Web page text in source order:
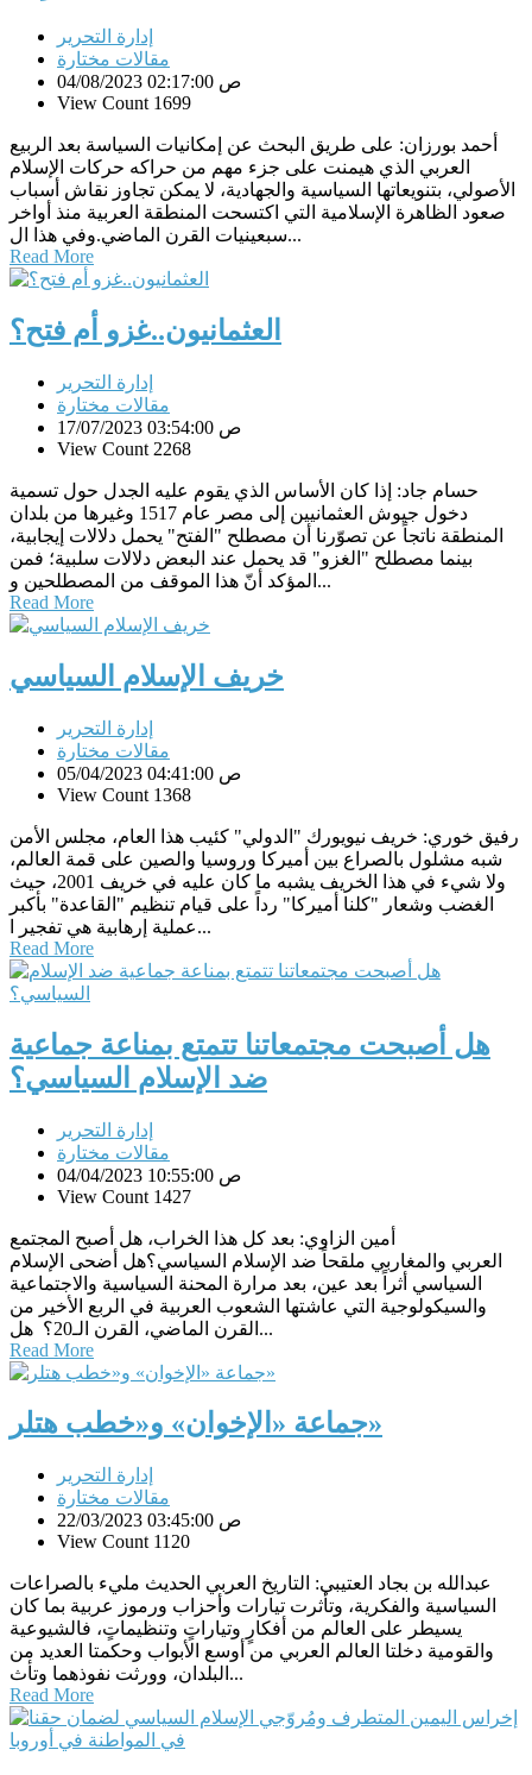
إدارة التحرير
مقالات مختارة
04/08/2023 02:17:00 ص
View Count 1699
أحمد بورزان: على طريق البحث عن إمكانيات السياسة بعد الربيع
العربي الذي هيمنت على جزء مهم من حراكه حركات الإسلام
الأصولي، بتنويعاتها السياسية والجهادية، لا يمكن تجاوز نقاش أسباب
صعود الظاهرة الإسلامية التي اكتسحت المنطقة العربية منذ أواخر
سبعينيات القرن الماضي.وفي هذا ال...
Read More
العثمانيون..غزو أم فتح؟
إدارة التحرير
مقالات مختارة
17/07/2023 03:54:00 ص
View Count 2268
حسام جاد: إذا كان الأساس الذي يقوم عليه الجدل حول تسمية
دخول جيوش العثمانيين إلى مصر عام 1517 وغيرها من بلدان
المنطقة ناتجاً عن تصوّرنا أن مصطلح "الفتح" يحمل دلالات إيجابية،
بينما مصطلح "الغزو" قد يحمل عند البعض دلالات سلبية؛ فمن
المؤكد أنّ هذا الموقف من المصطلحين و...
Read More
خريف الإسلام السياسي
إدارة التحرير
مقالات مختارة
05/04/2023 04:41:00 ص
View Count 1368
رفيق خوري: خريف نيويورك "الدولي" كئيب هذا العام، مجلس الأمن
شبه مشلول بالصراع بين أميركا وروسيا والصين على قمة العالم،
ولا شيء في هذا الخريف يشبه ما كان عليه في خريف 2001، حيث
الغضب وشعار "كلنا أميركا" رداً على قيام تنظيم "القاعدة" بأكبر
عملية إرهابية هي تفجير ا...
Read More
هل أصبحت مجتمعاتنا تتمتع بمناعة جماعية
ضد الإسلام السياسي؟
إدارة التحرير
مقالات مختارة
04/04/2023 10:55:00 ص
View Count 1427
أمين الزاوي: بعد كل هذا الخراب، هل أصبح المجتمع
العربي والمغاربي ملقحاً ضد الإسلام السياسي؟هل أضحى الإسلام
السياسي أثراً بعد عين، بعد مرارة المحنة السياسية والاجتماعية
والسيكولوجية التي عاشتها الشعوب العربية في الربع الأخير من
القرن الماضي، القرن الـ20؟ هل...
Read More
جماعة «الإخوان» و«خطب هتلر»
إدارة التحرير
مقالات مختارة
22/03/2023 03:45:00 ص
View Count 1120
عبدالله بن بجاد العتيبي: التاريخ العربي الحديث مليء بالصراعات
السياسية والفكرية، وتأثرت تيارات وأحزاب ورموز عربية بما كان
يسيطر على العالم من أفكارٍ وتياراتٍ وتنظيماتٍ، فالشيوعية
والقومية دخلتا العالم العربي من أوسع الأبواب وحكمتا العديد من
البلدان، وورثت نفوذهما وتأث...
Read More